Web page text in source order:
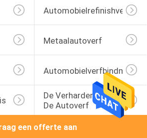
Automobielrefinishverf
Metaalautoverf
Automobielverfbindmiddel
De Verharder Van
De Autoverf
een offerte aan